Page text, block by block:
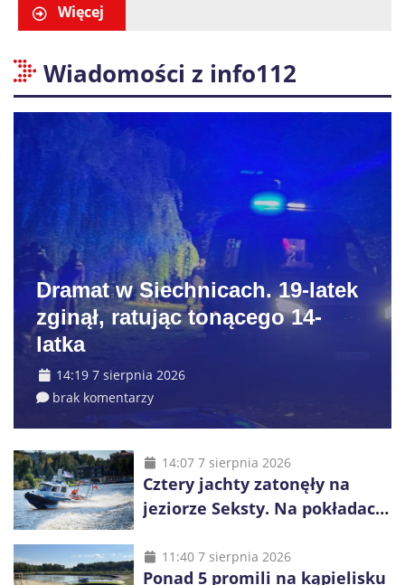
Więcej
Wiadomości z info112
Dramat w Siechnicach. 19-latek
zginął, ratując tonącego 14-
latka
14:19 7 sierpnia 2026
brak komentarzy
14:07 7 sierpnia 2026
Cztery jachty zatonęły na
jeziorze Seksty. Na pokładach
małoletnich
11:40 7 sierpnia 2026
Ponad 5 promili na kąpielisku